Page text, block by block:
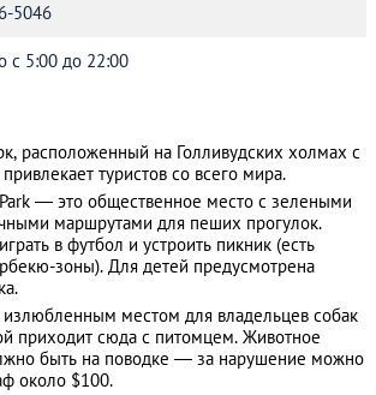
5046
с 5:00 до 22:00
расположенный на Голливудских холмах с
туристов со всего мира.
― это общественное место с зелеными
маршрутами для пеших прогулок.
в футбол и устроить пикник (есть
зоны). Для детей предусмотрена
излюбленным местом для владельцев собак
приходит сюда с питомцем. Животное
быть на поводке ― за нарушение можно
около $100.